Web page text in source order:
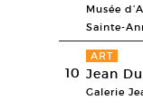
Musée
Sainte-
10
ART
Jean
Galerie